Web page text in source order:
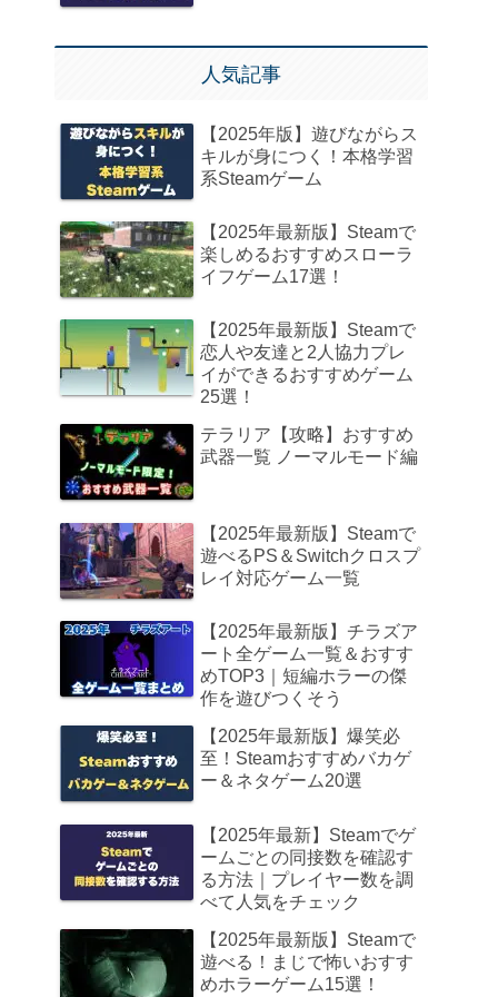
人気記事
【2025年版】遊びながらス
キルが身につく！本格学習
系Steamゲーム
【2025年最新版】Steamで
楽しめるおすすめスローラ
イフゲーム17選！
【2025年最新版】Steamで
恋人や友達と2人協力プレ
イができるおすすめゲーム
25選！
テラリア【攻略】おすすめ
武器一覧 ノーマルモード編
【2025年最新版】Steamで
遊べるPS＆Switchクロスプ
レイ対応ゲーム一覧
【2025年最新版】チラズア
ート全ゲーム一覧＆おすす
めTOP3｜短編ホラーの傑
作を遊びつくそう
【2025年最新版】爆笑必
至！Steamおすすめバカゲ
ー＆ネタゲーム20選
【2025年最新】Steamでゲ
ームごとの同接数を確認す
る方法｜プレイヤー数を調
べて人気をチェック
【2025年最新版】Steamで
遊べる！まじで怖いおすす
めホラーゲーム15選！